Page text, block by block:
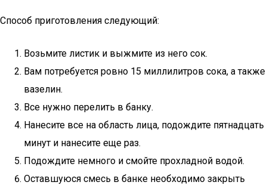
Способ приготовления следующий:
Возьмите листик и выжмите из него сок.
Вам потребуется ровно 15 миллилитров сока, а также
вазелин.
Все нужно перелить в банку.
Нанесите все на область лица, подождите пятнадцать
минут и нанесите еще раз.
Подождите немного и смойте прохладной водой.
Оставшуюся смесь в банке необходимо закрыть